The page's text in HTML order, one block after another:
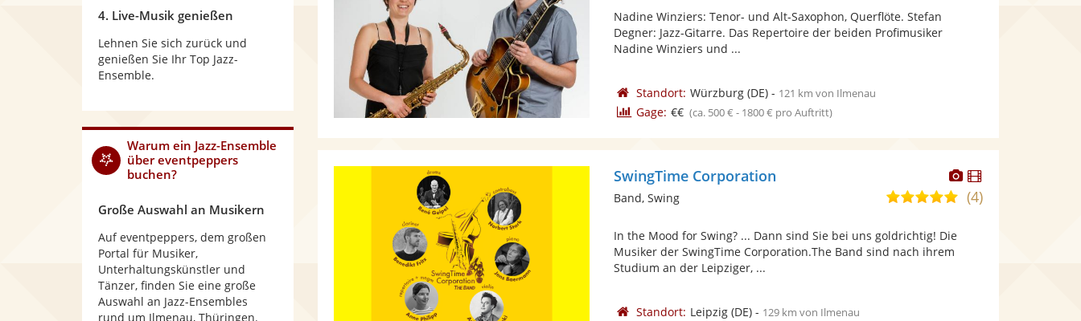
Nadine Winziers: Tenor- und Alt-Saxophon, Querflöte. Stefan
Degner: Jazz-Gitarre. Das Repertoire der beiden Profimusiker
Nadine Winziers und ...
Standort: Würzburg(DE)- 121 km von Ilmenau
Gage: €€ (ca. 500 € - 1800 € pro Auftritt)
Dieser
Künstler
stellt
Dieser
Künstler
SwingTime Corporation
4,9(4)
Band, Swing
In the Mood for Swing? ... Dann sind Sie bei uns goldrichtig! Die
Musiker der SwingTime Corporation.The Band sind nach ihrem
Studium an der Leipziger, ...
Standort: Leipzig(DE)- 129 km von Ilmenau
4. Live-Musik genießen
Lehnen Sie sich zurück und
genießen Sie Ihr Top Jazz-
Ensemble.
Warum ein Jazz-Ensemble
über eventpeppers
buchen?
Große Auswahl an Musikern
Auf eventpeppers, dem großen
Portal für Musiker,
Unterhaltungskünstler und
Tänzer, finden Sie eine große
Auswahl an Jazz-Ensembles
rund um Ilmenau, Thüringen.